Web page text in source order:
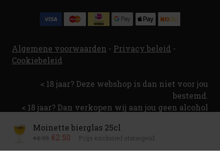
Moinette bierglas 25cl
€4.95 €2.50 Prijs exclusief statiegeld
Algemene voorwaarden - Privacy beleid -
Cookiebeleid
< 18 jaar? Deze webshop is dan niet voor jou
bestemd.
< 18 jaar? Dan verkopen wij aan jou geen alcohol